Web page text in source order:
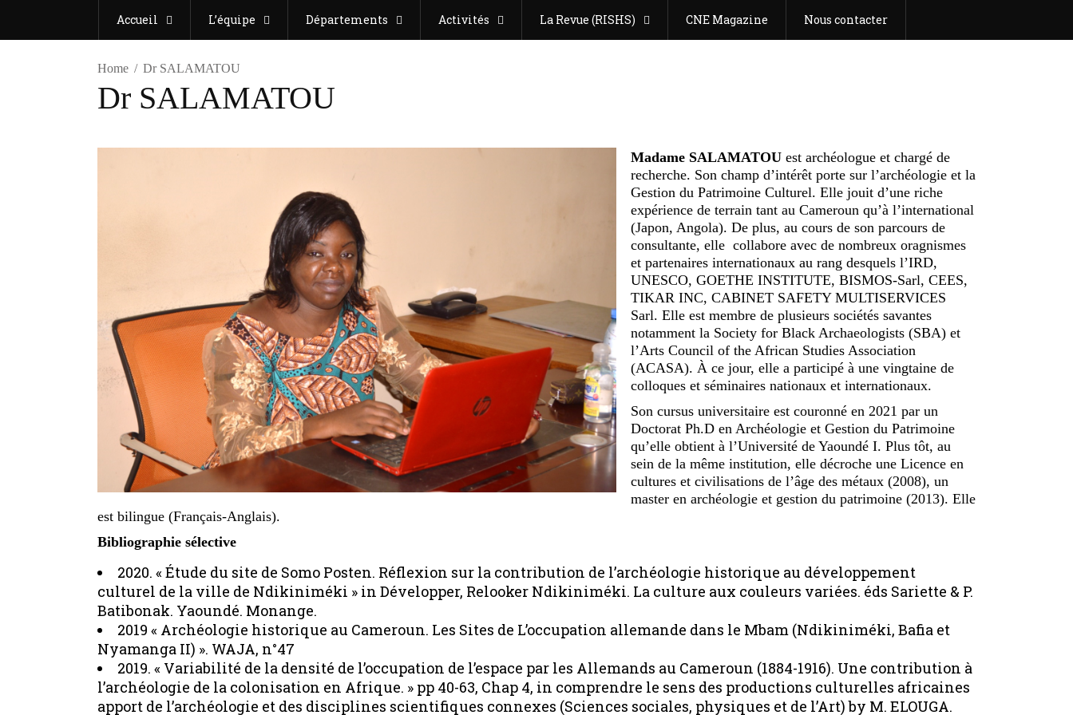
Accueil L’équipe Départements Activités La Revue (RISHS) CNE Magazine Nous contacter
Home Dr SALAMATOU
Dr SALAMATOU
Madame SALAMATOU est archéologue et chargé de
recherche. Son champ d’intérêt porte sur l’archéologie et la
Gestion du Patrimoine Culturel. Elle jouit d’une riche
expérience de terrain tant au Cameroun qu’à l’international
(Japon, Angola). De plus, au cours de son parcours de
consultante, elle collabore avec de nombreux oragnismes
et partenaires internationaux au rang desquels l’IRD,
UNESCO, GOETHE INSTITUTE, BISMOS-Sarl, CEES,
TIKAR INC, CABINET SAFETY MULTISERVICES
Sarl. Elle est membre de plusieurs sociétés savantes
notamment la Society for Black Archaeologists (SBA) et
l’Arts Council of the African Studies Association
(ACASA). À ce jour, elle a participé à une vingtaine de
colloques et séminaires nationaux et internationaux.
Son cursus universitaire est couronné en 2021 par un
Doctorat Ph.D en Archéologie et Gestion du Patrimoine
qu’elle obtient à l’Université de Yaoundé I. Plus tôt, au
sein de la même institution, elle décroche une Licence en
cultures et civilisations de l’âge des métaux (2008), un
master en archéologie et gestion du patrimoine (2013). Elle
est bilingue (Français-Anglais).
Bibliographie sélective
2020. « Étude du site de Somo Posten. Réflexion sur la contribution de l’archéologie historique au développement
culturel de la ville de Ndikiniméki » in Développer, Relooker Ndikiniméki. La culture aux couleurs variées. éds Sariette & P.
Batibonak. Yaoundé. Monange.
2019 « Archéologie historique au Cameroun. Les Sites de L’occupation allemande dans le Mbam (Ndikiniméki, Bafia et
Nyamanga II) ». WAJA, n°47
2019. « Variabilité de la densité de l’occupation de l’espace par les Allemands au Cameroun (1884-1916). Une contribution à
l’archéologie de la colonisation en Afrique. » pp 40-63, Chap 4, in comprendre le sens des productions culturelles africaines
apport de l’archéologie et des disciplines scientifiques connexes (Sciences sociales, physiques et de l’Art) by M. ELOUGA.